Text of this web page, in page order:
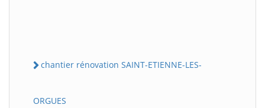
chantier rénovation SAINT-ETIENNE-LES-
ORGUES